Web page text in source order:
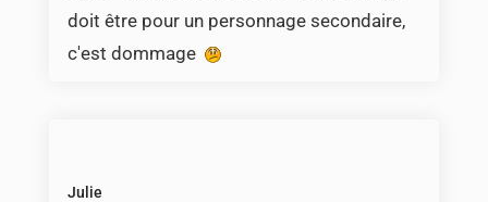
doit être pour un personnage secondaire,
c'est dommage
Julie